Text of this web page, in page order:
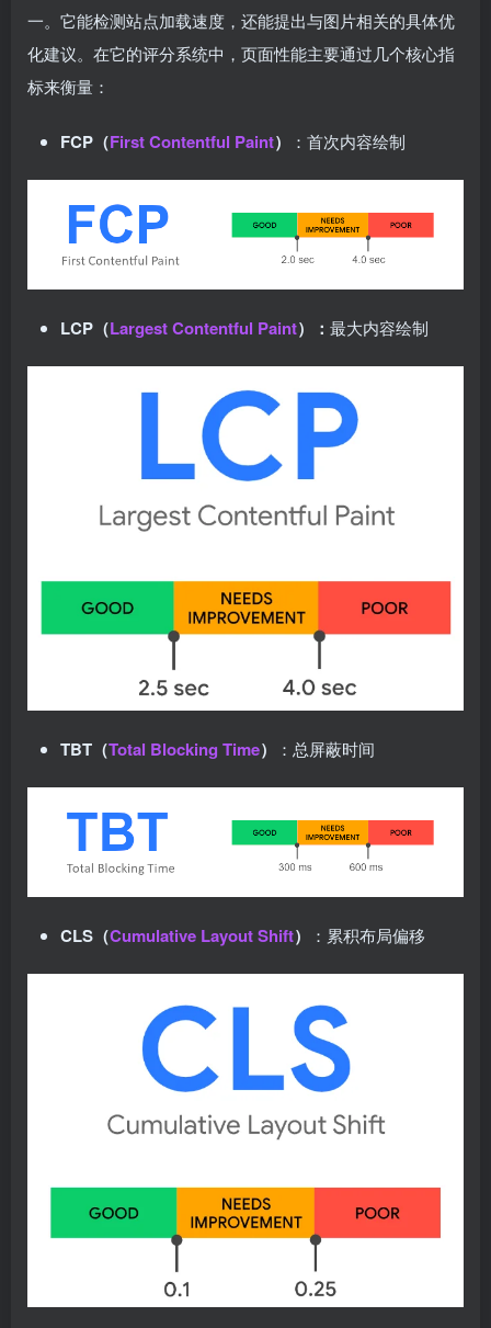
一。它能检测站点加载速度，还能提出与图片相关的具体优
化建议。在它的评分系统中，页面性能主要通过几个核心指
标来衡量：
FCP（First Contentful Paint） ：首次内容绘制
LCP（Largest Contentful Paint）： 最大内容绘制
TBT（Total Blocking Time） ：总屏蔽时间
CLS（Cumulative Layout Shift） ：累积布局偏移